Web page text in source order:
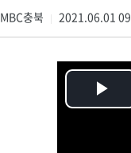
MBC충북 2021.06.01